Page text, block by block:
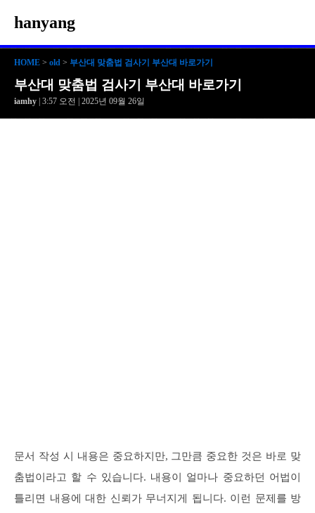
hanyang
HOME > old > 부산대 맞춤법 검사기 부산대 바로가기
부산대 맞춤법 검사기 부산대 바로가기
iamhy | 3:57 오전 | 2025년 09월 26일
문서 작성 시 내용은 중요하지만, 그만큼 중요한 것은 바로 맞
춤법이라고 할 수 있습니다. 내용이 얼마나 중요하던 어법이
틀리면 내용에 대한 신뢰가 무너지게 됩니다. 이런 문제를 방